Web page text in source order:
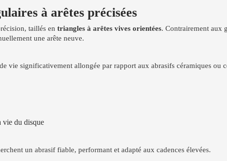
à arêtes précisées
taillés en triangles à arêtes vives orientées. Contrairement aux
une arête neuve.
vie significativement allongée par rapport aux abrasifs céramiques ou
vie du disque
un abrasif fiable, performant et adapté aux cadences élevées.